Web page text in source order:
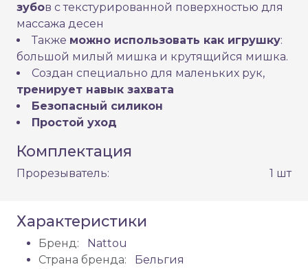
зубов с текстурированной поверхностью для
массажа десен
Также можно использовать как игрушку:
большой милый мишка и крутящийся мишка.
Создан специально для маленьких рук,
тренирует навык захвата
Безопасный силикон
Простой уход
Комплектация
Прорезыватель: 1 шт
Характеристики
Бренд:
Nattou
Страна бренда:
Бельгия